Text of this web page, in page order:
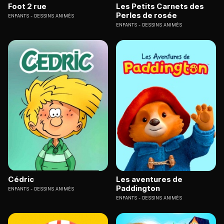
Foot 2 rue
ENFANTS DESSINS ANIMÉS
Les Petits Carnets des
Perles de rosée
ENFANTS DESSINS ANIMÉS
Cédric
ENFANTS DESSINS ANIMÉS
Les aventures de
Paddington
ENFANTS DESSINS ANIMÉS